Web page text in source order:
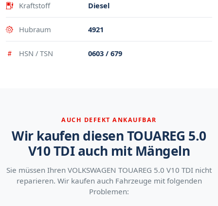
Kraftstoff Diesel
Hubraum 4921
HSN / TSN 0603 / 679
AUCH DEFEKT ANKAUFBAR
Wir kaufen diesen TOUAREG 5.0
V10 TDI auch mit Mängeln
Sie müssen Ihren VOLKSWAGEN TOUAREG 5.0 V10 TDI nicht
reparieren. Wir kaufen auch Fahrzeuge mit folgenden
Problemen: